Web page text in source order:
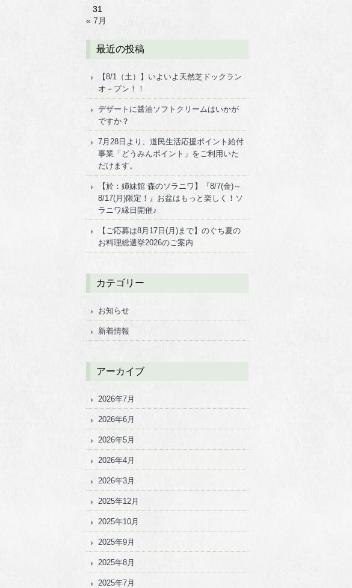
31
« 7月
最近の投稿
【8/1（土）】いよいよ天然芝ドックラン
オ－プン！！
デザートに醤油ソフトクリームはいかが
ですか？
7月28日より、道民生活応援ポイント給付
事業「どうみんポイント」をご利用いた
だけます。
【於：姉妹館 森のソラニワ】『8/7(金)～
8/17(月)限定！』お盆はもっと楽しく！ソ
ラニワ縁日開催♪
【ご応募は8月17日(月)まで】のぐち夏の
お料理総選挙2026のご案内
カテゴリー
お知らせ
新着情報
アーカイブ
2026年7月
2026年6月
2026年5月
2026年4月
2026年3月
2025年12月
2025年10月
2025年9月
2025年8月
2025年7月